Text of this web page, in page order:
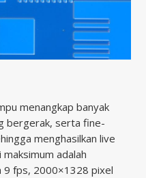
menangkap banyak
bergerak, serta fine-
menghasilkan live
adalah
fps, 2000×1328 pixel